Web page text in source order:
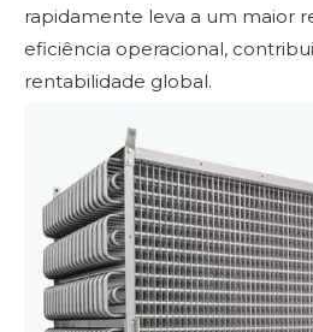
rapidamente leva a um maior
eficiência operacional,
rentabilidade global.